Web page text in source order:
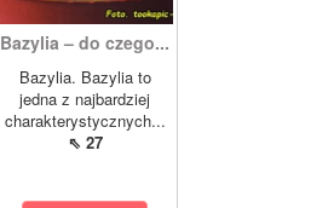
Bazylia – do czego...
Bazylia. Bazylia to
jedna z najbardziej
charakterystycznych...
⇖ 27